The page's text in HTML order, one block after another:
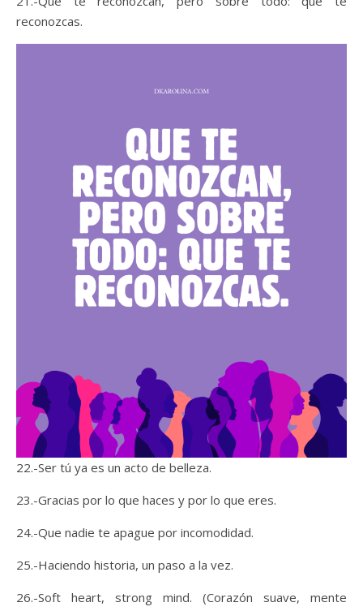
reconozcas.
22.-Ser tú ya es un acto de belleza.
23.-Gracias por lo que haces y por lo que eres.
24.-Que nadie te apague por incomodidad.
25.-Haciendo historia, un paso a la vez.
26.-Soft heart, strong mind. (Corazón suave, mente